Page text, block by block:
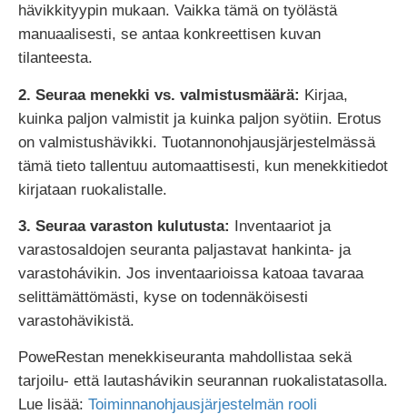
hävikkityypin mukaan. Vaikka tämä on työlästä
manuaalisesti, se antaa konkreettisen kuvan
tilanteesta.
2. Seuraa menekki vs. valmistusmäärä: Kirjaa,
kuinka paljon valmistit ja kuinka paljon syötiin. Erotus
on valmistushävikki. Tuotannonohjausjärjestelmässä
tämä tieto tallentuu automaattisesti, kun menekkitiedot
kirjataan ruokalistalle.
3. Seuraa varaston kulutusta: Inventaariot ja
varastosaldojen seuranta paljastavat hankinta- ja
varastohávikin. Jos inventaarioissa katoaa tavaraa
selittämättömästi, kyse on todennäköisesti
varastohävikistä.
PoweRestan menekkiseuranta mahdollistaa sekä
tarjoilu- että lautashávikin seurannan ruokalistatasolla.
Lue lisää: Toiminnanohjausjärjestelmän rooli